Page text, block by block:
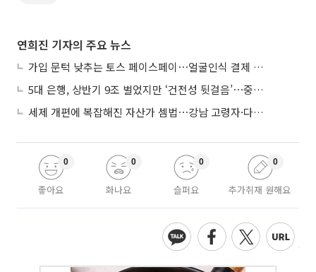
연희진 기자의 주요 뉴스
가입 문턱 낮추는 토스 페이스페이⋯얼굴인식 결제 확산 속도낸다
5대 은행, 상반기 9조 벌었지만 ‘건전성 뒷걸음’⋯중기대출 문턱 높아지나
세제 개편에 복잡해진 자산가 셈법⋯강남 고령자·다주택자 ‘자산재편 고심’
좋아요
0
화나요
0
슬퍼요
0
추가취재 원해요
0